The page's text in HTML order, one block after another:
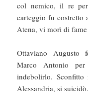
col nemico, il re
carteggio fu costretto
Atena, vi morì di fame
Ottaviano Augusto
Marco Antonio
indebolirlo.
Alessandria, si suicidò.